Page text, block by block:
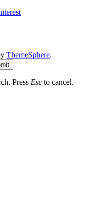
ThemeSphere.
Press Esc to cancel.